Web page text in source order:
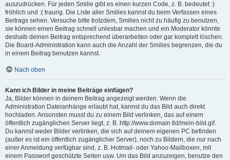
auszudrücken. Für jeden Smilie gibt es einen kurzen Code, z. B. bedeutet :)
fröhlich und :( traurig. Die Liste aller Smilies kannst du beim Verfassen eines
Beitrags sehen. Versuche bitte trotzdem, Smilies nicht zu häufig zu benutzen,
sie können einen Beitrag schnell unlesbar machen und ein Moderator könnte
deshalb deinen Beitrag entsprechend überarbeiten oder gar komplett löschen.
Die Board-Administration kann auch die Anzahl der Smilies begrenzen, die du
in einem Beitrag benutzen kannst.
Nach oben
Kann ich Bilder in meine Beiträge einfügen?
Ja, Bilder können in deinem Beitrag angezeigt werden. Wenn die
Administration Dateianhänge erlaubt hat, kannst du das Bild auch direkt
hochladen. Ansonsten musst du zu einem Bild verlinken, das auf einem
öffentlich zugänglichen Server liegt, z. B. http://www.domain.tld/mein-bild.gif.
Du kannst weder Bilder verlinken, die sich auf deinem eigenen PC befinden
(außer es ist ein öffentlich zugänglicher Server), noch zu Bildern, die nur nach
einer Anmeldung verfügbar sind, z. B. Hotmail- oder Yahoo-Mailboxen, mit
einem Passwort geschützte Seiten usw. Um das Bild anzuzeigen, benutze den